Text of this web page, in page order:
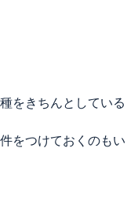
をきちんとしている
をつけておくのもい